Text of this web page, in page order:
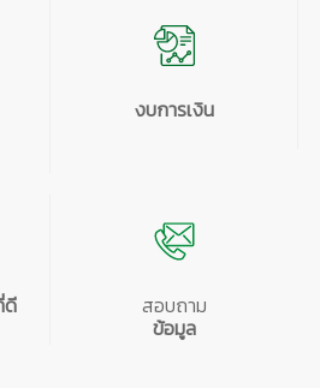
งบการเงิน
ดี
สอบถาม
ข้อมูล